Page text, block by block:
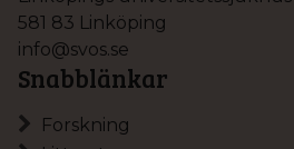
581 83 Linköping
info@svos.se
Snabblänkar
Forskning